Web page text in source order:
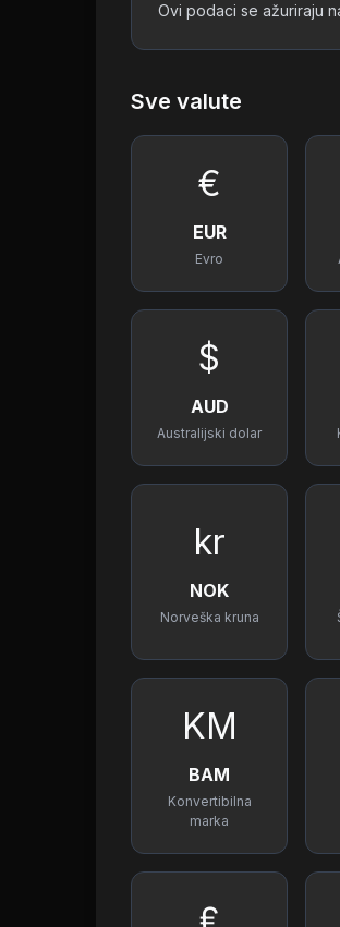
Ovi podaci se ažuriraju
Sve valute
€
EUR
Evro
$
AUD
Australijski dolar
kr
NOK
Norveška kruna
KM
BAM
Konvertibilna
marka